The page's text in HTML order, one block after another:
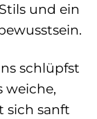
und ein
schlüpfst
weiche,
sich sanft